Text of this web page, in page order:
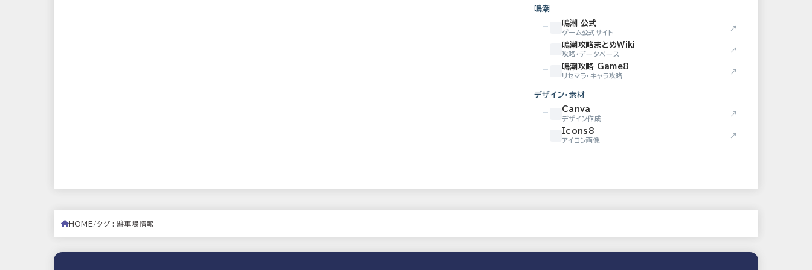
鳴潮
鳴潮 公式
ゲーム公式サイト
↗
鳴潮攻略まとめWiki
攻略・データベース
↗
鳴潮攻略 Game8
リセマラ・キャラ攻略
↗
デザイン・素材
Canva
デザイン作成
↗
Icons8
アイコン画像
↗
HOME タグ : 駐車場情報